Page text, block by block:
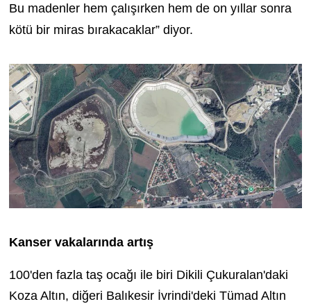
Bu madenler hem çalışırken hem de on yıllar sonra
kötü bir miras bırakacaklar” diyor.
Kanser vakalarında artış
100'den fazla taş ocağı ile biri Dikili Çukuralan'daki
Koza Altın, diğeri Balıkesir İvrindi'deki Tümad Altın